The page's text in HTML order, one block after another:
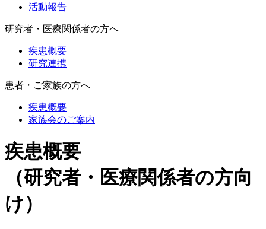
活動報告
研究者・医療関係者の方へ
疾患概要
研究連携
患者・ご家族の方へ
疾患概要
家族会のご案内
疾患概要
（研究者・医療関係者の方向
け）